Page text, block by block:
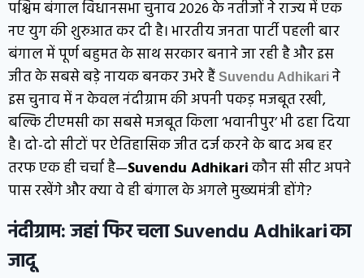
पश्चिम बंगाल विधानसभा चुनाव 2026 के नतीजों ने राज्य में एक
नए युग की शुरुआत कर दी है। भारतीय जनता पार्टी पहली बार
बंगाल में पूर्ण बहुमत के साथ सरकार बनाने जा रही है और इस
जीत के सबसे बड़े नायक बनकर उभरे हैं Suvendu Adhikari ने
इस चुनाव में न केवल नंदीग्राम की अपनी पकड़ मजबूत रखी,
बल्कि टीएमसी का सबसे मजबूत किला ‘भवानीपुर’ भी ढहा दिया
है। दो-दो सीटों पर ऐतिहासिक जीत दर्ज करने के बाद अब हर
तरफ एक ही चर्चा है—Suvendu Adhikariकौन सी सीट अपने
पास रखेंगे और क्या वे ही बंगाल के अगले मुख्यमंत्री होंगे?
नंदीग्राम: जहां फिर चला Suvendu Adhikariका
जादू